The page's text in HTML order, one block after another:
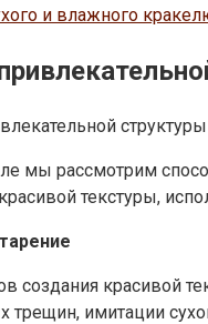
и влажного
мы рассмотрим
текстуры,
создания красивой
трещин, имитации